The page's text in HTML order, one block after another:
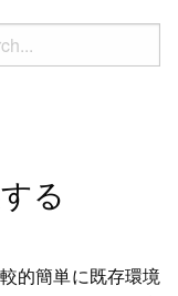
る
的簡単に既存環境